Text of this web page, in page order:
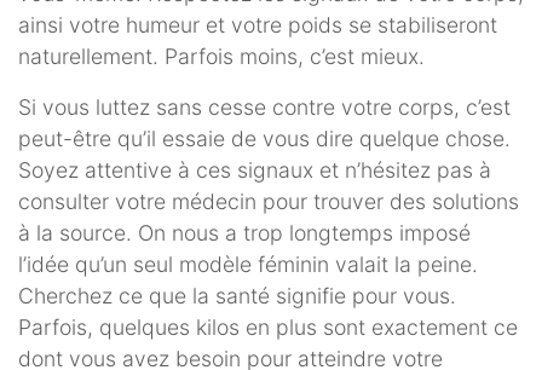
ainsi votre humeur et votre poids se stabiliseront
naturellement. Parfois moins, c’est mieux.
Si vous luttez sans cesse contre votre corps, c’est
peut-être qu’il essaie de vous dire quelque chose.
Soyez attentive à ces signaux et n’hésitez pas à
consulter votre médecin pour trouver des solutions
à la source. On nous a trop longtemps imposé
l’idée qu’un seul modèle féminin valait la peine.
Cherchez ce que la santé signifie pour vous.
Parfois, quelques kilos en plus sont exactement ce
dont vous avez besoin pour atteindre votre